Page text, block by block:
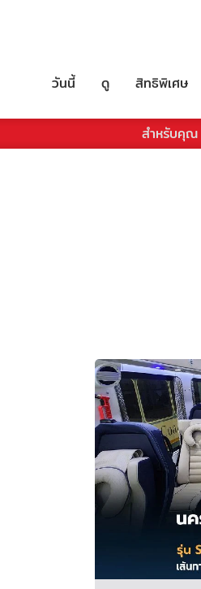
วันนี้ ดู สิทธิพิเศษ
สำหรับคุณ